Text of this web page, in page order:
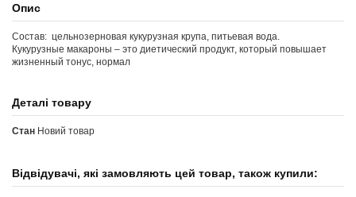
Опис
Состав: цельнозерновая кукурузная крупа, питьевая вода.
Кукурузные макароны – это диетический продукт, который повышает
жизненный тонус, нормал
Деталі товару
Стан Новий товар
Відвідувачі, які замовляють цей товар, також купили: